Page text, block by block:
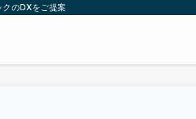
クのDXをご提案